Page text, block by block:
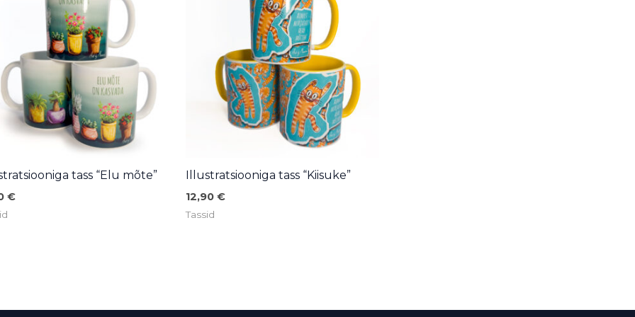
tass “Elu mõte”
€
Illustratsiooniga tass “Kiisuke”
12,90€
Tassid